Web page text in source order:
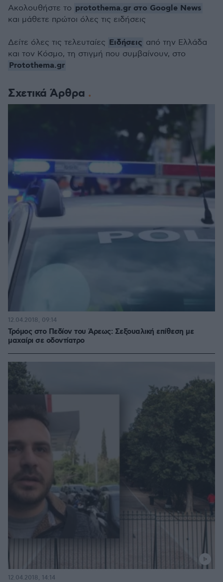
Σχετικά Άρθρα
Τρόμος στο Πεδίον του Άρεως: Σεξουαλική επίθεση με
μαχαίρι σε οδοντίατρο
12.04.2018, 09:14
12.04.2018, 14:14
Ακολουθήστε το protothema.gr στο Google News
και μάθετε πρώτοι όλες τις ειδήσεις
Δείτε όλες τις τελευταίες Ειδήσεις από την Ελλάδα
και τον Κόσμο, τη στιγμή που συμβαίνουν, στο
Protothema.gr